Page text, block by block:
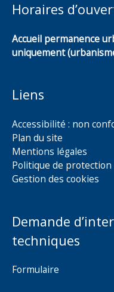
Horaires
Accueil permanence
uniquement
Liens
Accessibilité : non
Plan du site
Mentions légales
Politique de protection
Gestion des cookies
Demande
techniques
Formulaire